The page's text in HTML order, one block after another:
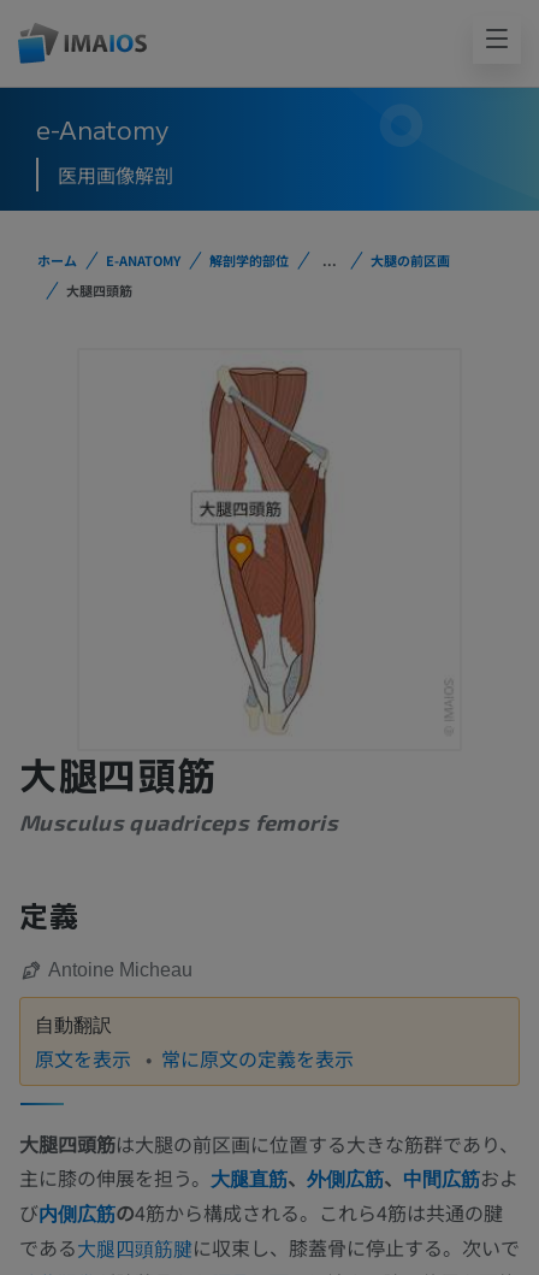
e-Anatomy
医用画像解剖
ホーム E-ANATOMY 解剖学的部位 ...
大腿の前区画
大腿四頭筋
大腿四頭筋
Musculus quadriceps femoris
定義
Antoine Micheau
自動翻訳
原文を表示 常に原文の定義を表示
大腿四頭筋は大腿の前区画に位置する大きな筋群であり、
主に膝の伸展を担う。 大腿直筋、 外側広筋、 中間広筋およ
び内側広筋の4筋から構成される。これら4筋は共通の腱
である大腿四頭筋腱に収束し、膝蓋骨に停止する。次いで